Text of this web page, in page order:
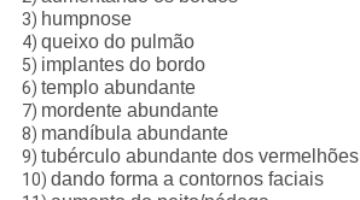
3) humpnose
4) queixo do pulmão
5) implantes do bordo
6) templo abundante
7) mordente abundante
8) mandíbula abundante
9) tubérculo abundante dos vermelhões
10) dando forma a contornos faciais